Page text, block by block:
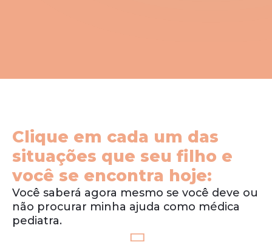
Clique em cada um das
situações que seu filho e
você se encontra hoje:
Você saberá agora mesmo se você deve ou
não procurar minha ajuda como médica
pediatra.